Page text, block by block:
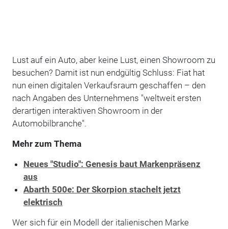
Lust auf ein Auto, aber keine Lust, einen Showroom zu
besuchen? Damit ist nun endgültig Schluss: Fiat hat
nun einen digitalen Verkaufsraum geschaffen – den
nach Angaben des Unternehmens "weltweit ersten
derartigen interaktiven Showroom in der
Automobilbranche".
Mehr zum Thema
Neues "Studio": Genesis baut Markenpräsenz
aus
Abarth 500e: Der Skorpion stachelt jetzt
elektrisch
Wer sich für ein Modell der italienischen Marke